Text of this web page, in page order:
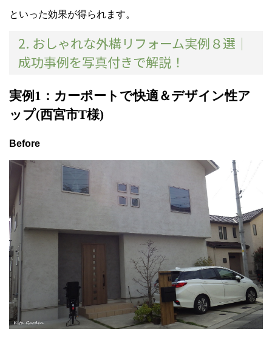
といった効果が得られます。
2. おしゃれな外構リフォーム実例８選｜
成功事例を写真付きで解説！
実例1：カーポートで快適＆デザイン性ア
ップ(西宮市T様)
Before